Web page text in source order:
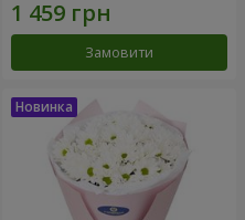
Замовити